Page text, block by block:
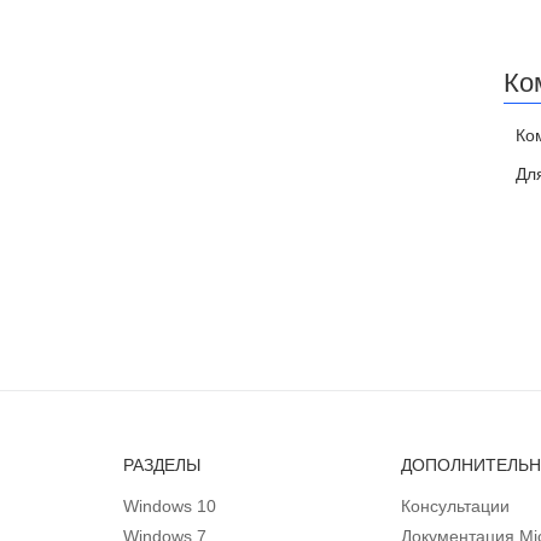
РАЗДЕЛЫ
Windows 10
Windows 7
Консультации
Документация